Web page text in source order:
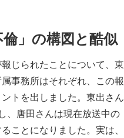
」の構図と酷似
じられたことについて、東
事務所はそれぞれ、この報
トを出しました。東出さん
、唐田さんは現在放送中の
ことになりました。実は、